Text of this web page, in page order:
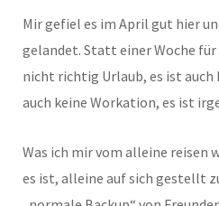
Mir gefiel es im April gut hier
gelandet. Statt einer Woche für
nicht richtig Urlaub, es ist auch
auch keine Workation, es ist
Was ich mir vom alleine reisen
es ist, alleine auf sich gestellt